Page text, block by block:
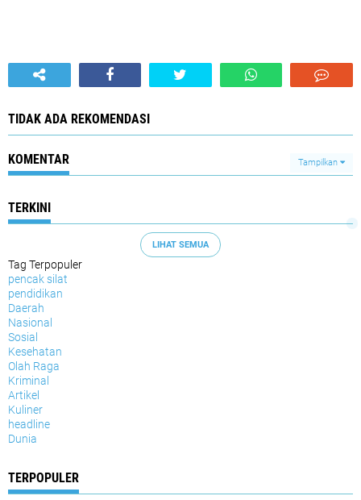
TIDAK ADA REKOMENDASI
KOMENTAR Tampilkan
TERKINI
LIHAT SEMUA
Tag Terpopuler
pencak silat
pendidikan
Daerah
Nasional
Sosial
Kesehatan
Olah Raga
Kriminal
Artikel
Kuliner
headline
Dunia
TERPOPULER